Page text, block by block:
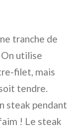
tranche de
utilise
filet, mais
tendre.
steak pendant
! Le steak